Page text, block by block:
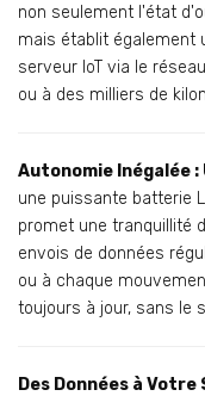
non seulement l'état
mais établit également
serveur IoT via le
ou à des milliers de
Autonomie Inégalée
une puissante batterie
promet une tranquillité
envois de données
ou à chaque
toujours à jour, sans le
Des Données à